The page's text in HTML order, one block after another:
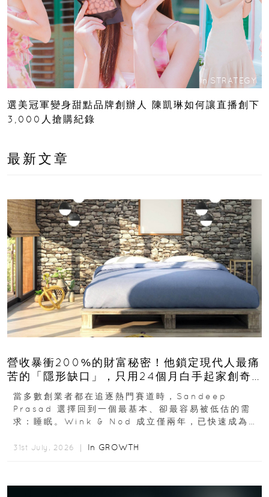
In STRATEGY
選美冠軍變身甜點品牌創辦人 陳凱琳如何讓直播創下
3,000人搶購紀錄
最新文章
營收暴衝200%的財富秘密！他鎖定現代人最痛
苦的「隱形缺口」，只用24個月白手起家創奇
蹟
當多數創業者都在追逐熱門賽道時，Sandeep
Prasad 選擇回到一個最基本、卻最容易被低估的需
求：睡眠。Wink & Nod 成立僅兩年，已快速成為印
31st July, 2026 ｜ In GROWTH